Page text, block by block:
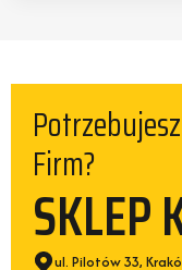
Potrzebujesz
Firm?
SKLEP
ul. Pilotów 33,